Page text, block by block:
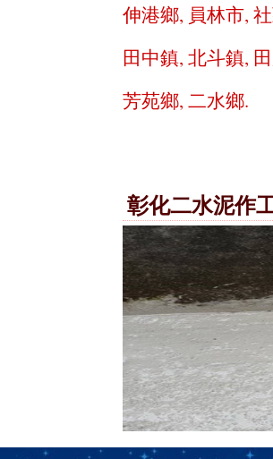
伸港鄉, 員林市,
田中鎮, 北斗鎮,
芳苑鄉, 二水鄉.
彰化二水泥作